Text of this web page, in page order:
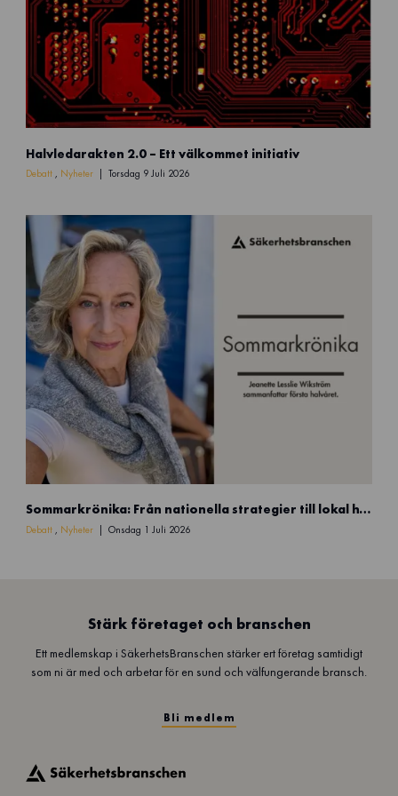
a
m
ö
e
i
g
n
5
)
Halvledarakten 2.0 – Ett välkommet initiativ
Debatt , Nyheter Torsdag 9 Juli 2026
o
m
Sommarkrönika: Från nationella strategier till lokal handlingskraft
Debatt Nyheter Onsdag 1 Juli 2026
Stärk företaget och branschen
Ett medlemskap i SäkerhetsBranschen stärker ert företag samtidigt
som ni är med och arbetar för en sund och välfungerande bransch.
Bli medlem